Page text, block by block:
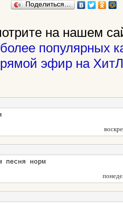
Поделиться…
на нашем
популярных
эфир на
песня норм